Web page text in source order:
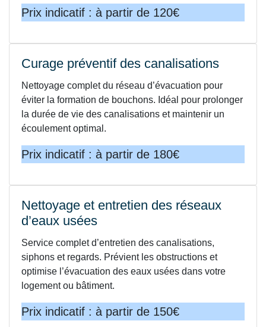
Prix indicatif : à partir de 120€
Curage préventif des canalisations
Nettoyage complet du réseau d’évacuation pour
éviter la formation de bouchons. Idéal pour prolonger
la durée de vie des canalisations et maintenir un
écoulement optimal.
Prix indicatif : à partir de 180€
Nettoyage et entretien des réseaux
d’eaux usées
Service complet d’entretien des canalisations,
siphons et regards. Prévient les obstructions et
optimise l’évacuation des eaux usées dans votre
logement ou bâtiment.
Prix indicatif : à partir de 150€